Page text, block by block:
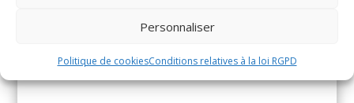
Personnaliser
Politique de cookiesConditions relatives à la loi RGPD